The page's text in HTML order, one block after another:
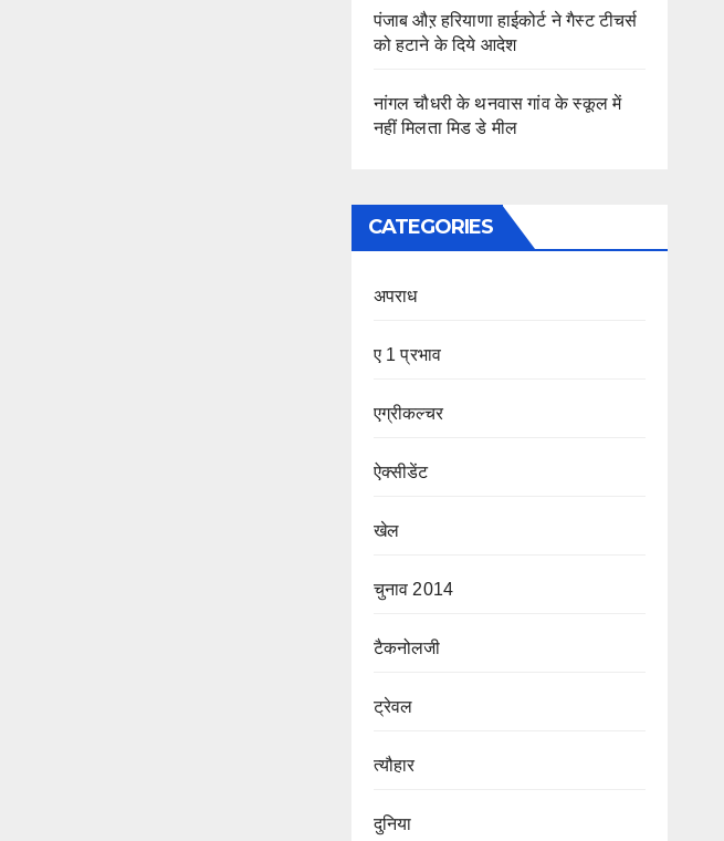
पंजाब औऱ हरियाणा हाईकोर्ट ने गैस्ट टीचर्स
को हटाने के दिये आदेश
नांगल चौधरी के थनवास गांव के स्कूल में
नहीं मिलता मिड डे मील
CATEGORIES
अपराध
ए 1 प्रभाव
एग्रीकल्चर
ऐक्सीडेंट
खेल
चुनाव 2014
टैकनोलजी
ट्रेवल
त्यौहार
दुनिया